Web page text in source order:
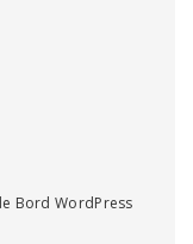
Bord WordPress